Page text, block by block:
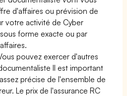
d'affaires ou prévision de
votre activité de Cyber
forme exacte ou par
pouvez exercer d'autres
Il est important
précise de l'ensemble de
Le prix de l'assurance RC